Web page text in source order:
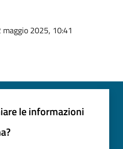
maggio 2025, 10:41
le informazioni